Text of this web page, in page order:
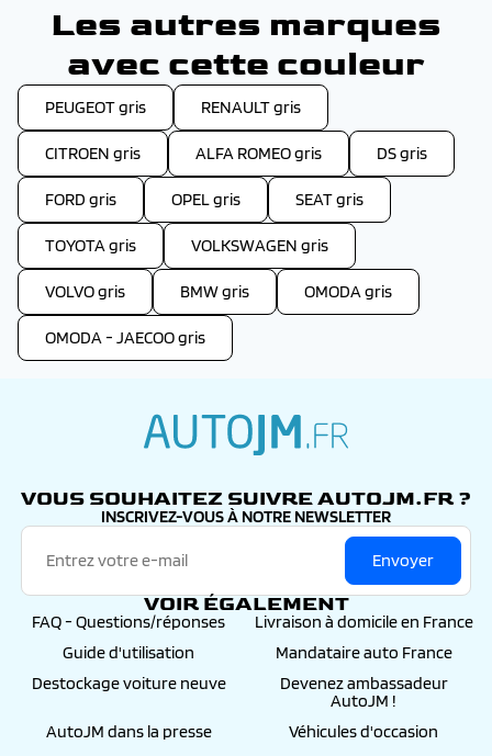
Les autres marques
avec cette couleur
PEUGEOT gris RENAULT gris
CITROEN gris ALFA ROMEO gris DS gris
FORD gris OPEL gris SEAT gris
TOYOTA gris VOLKSWAGEN gris
VOLVO gris BMW gris OMODA gris
OMODA - JAECOO gris
VOUS SOUHAITEZ SUIVRE AUTOJM.FR ?
INSCRIVEZ-VOUS À NOTRE NEWSLETTER
Envoyer
VOIR ÉGALEMENT
FAQ - Questions/réponses
Livraison à domicile en France
Guide d'utilisation
Mandataire auto France
Destockage voiture neuve
Devenez ambassadeur
AutoJM !
AutoJM dans la presse
Véhicules d'occasion